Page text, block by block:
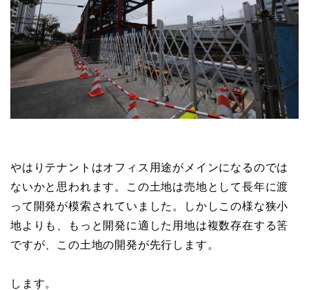
やはりテナントはオフィス用途がメインになるのでは
ないかと思われます。この土地は売地として長年に渡
って開発が模索されていました。しかしこの様な狭小
地よりも、もっと開発に適した用地は複数存在する筈
ですが、この土地の開発が先行します。
します。